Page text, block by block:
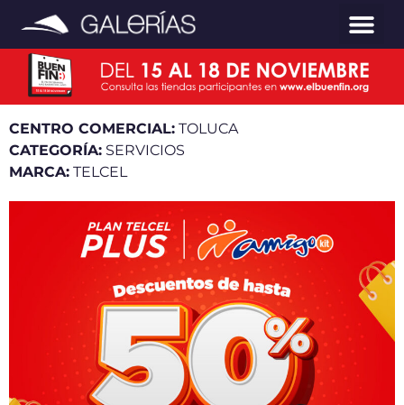
CENTRO COMERCIAL: TOLUCA
CATEGORÍA: SERVICIOS
MARCA: TELCEL